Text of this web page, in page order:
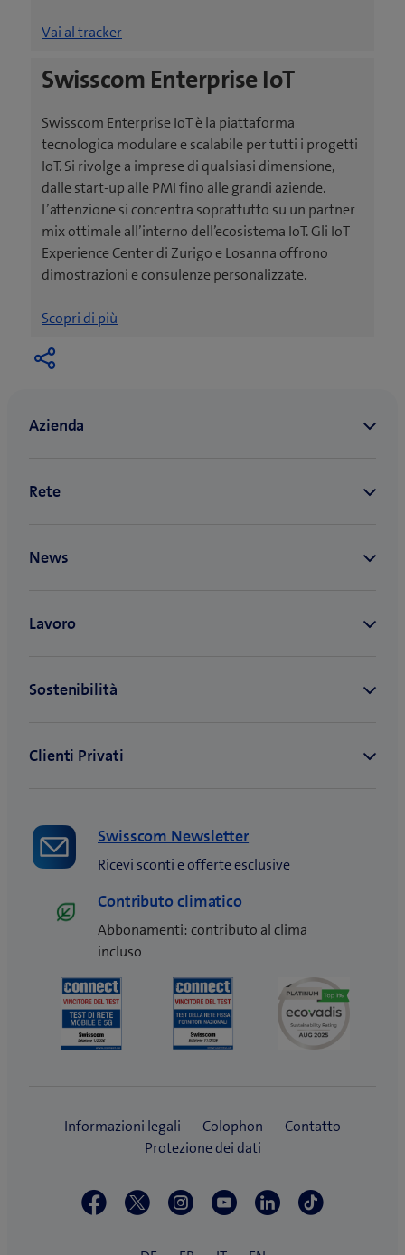
i
e
s
t
r
a
)
Vai al tracker(
p
e
u
n
a
n
u
o
v
Swisscom Enterprise IoT
Swisscom Enterprise IoT è la piattaforma
tecnologica modulare e scalabile per tutti i progetti
IoT. Si rivolge a imprese di qualsiasi dimensione,
dalle start-up alle PMI fino alle grandi aziende.
L’attenzione si concentra soprattutto su un partner
mix ottimale all’interno dell’ecosistema IoT. Gli IoT
Experience Center di Zurigo e Losanna offrono
dimostrazioni e consulenze personalizzate.
Scopri di più
Swisscom Newsletter
Ricevi sconti e offerte esclusive
Contributo climatico
Abbonamenti: contributo al clima
incluso